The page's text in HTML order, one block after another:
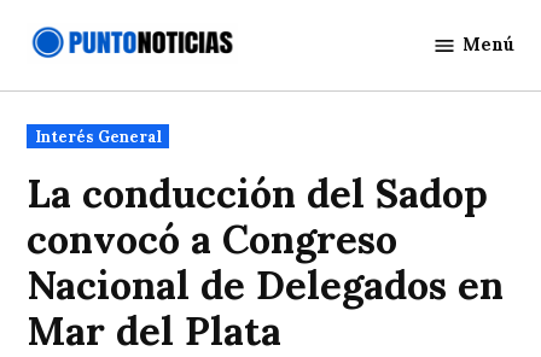
Noticias
Menú
Publicado
en
Interés General
La conducción del Sadop
convocó a Congreso
Nacional de Delegados en
Mar del Plata